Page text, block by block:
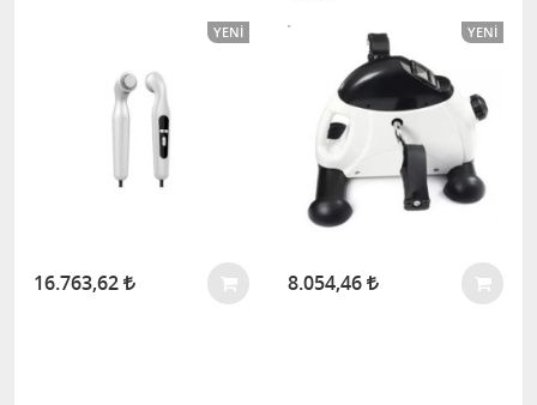
YENI
16.763,62
YENI
8.054,46